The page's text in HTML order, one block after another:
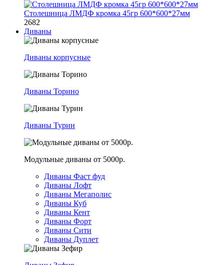
Столешница ЛМДФ кромка 45гр 600*600*27мм
2682
Диваны
Диваны корпусные
Диваны Торино
Диваны Турин
Модульные диваны от 5000р.
Диваны Фаст фуд
Диваны Лофт
Диваны Мегаполис
Диваны Куб
Диваны Кент
Диваны Форт
Диваны Сити
Диваны Дуплет